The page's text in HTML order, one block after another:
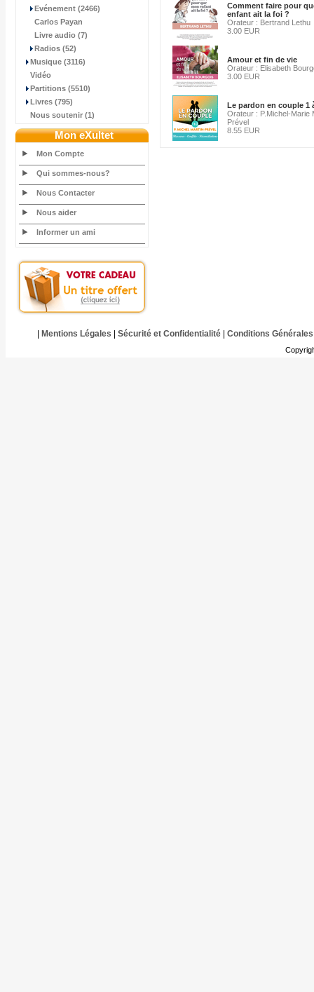
Evénement (2466)
Carlos Payan
Livre audio (7)
Radios (52)
Musique (3116)
Vidéo
Partitions (5510)
Livres (795)
Nous soutenir (1)
Mon eXultet
Mon Compte
Qui sommes-nous?
Nous Contacter
Nous aider
Informer un ami
Comment faire pour
enfant ait la foi ?
Orateur : Bertrand Lethu
3.00 EUR
Amour et fin de vie
Orateur : Elisabeth
3.00 EUR
Le pardon en couple 1
Orateur : P.Michel-Marie
Prével
8.55 EUR
Mentions Légales Sécurité et Confidentialité| Conditions Générales